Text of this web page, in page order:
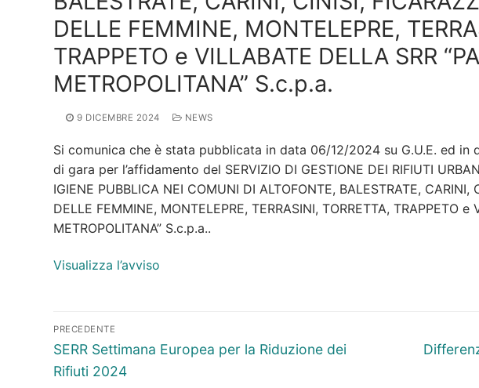
DELLE FEMMINE, MONTELEPRE,
TRAPPETO e VILLABATE DELLA SRR
METROPOLITANA” S.c.p.a.
9 DICEMBRE 2024 NEWS
Si comunica che è stata pubblicata in data 06/12/2024 su G.U.E. ed in
di gara per l’affidamento del SERVIZIO DI GESTIONE DEI RIFIUTI
IGIENE PUBBLICA NEI COMUNI DI ALTOFONTE, BALESTRATE, CARINI,
DELLE FEMMINE, MONTELEPRE, TERRASINI, TORRETTA, TRAPPETO e
METROPOLITANA” S.c.p.a..
Visualizza l’avviso
Navigazione
articoli
PRECEDENTE
Articolo
precedente:
SERR Settimana Europea per la Riduzione dei
Rifiuti 2024
Articolo